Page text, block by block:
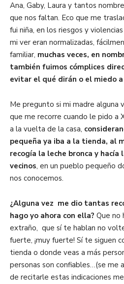
Ana, Gaby, Laura y tantos
que nos faltan. Eco que me
fui niña, en los riesgos y
mi ver eran normalizadas,
familiar, muchas veces, en
también fuimos cómplices
evitar el qué dirán o el miedo
Me pregunto si mi madre alguna
que me recorre cuando le pido a
a la vuelta de la casa,
pequeña ya iba a la tienda, al
recogía la leche bronca y hacía
vecinos, en un pueblo pequeño
nos conocemos.
¿Alguna vez me dio tantas
hago yo ahora con ella? Que no
extraño, que sí te hablan no
fuerte, ¡muy fuerte! Sí te siguen
tienda o donde veas a más
personas son confiables…(se me
de recitarle estas indicaciones